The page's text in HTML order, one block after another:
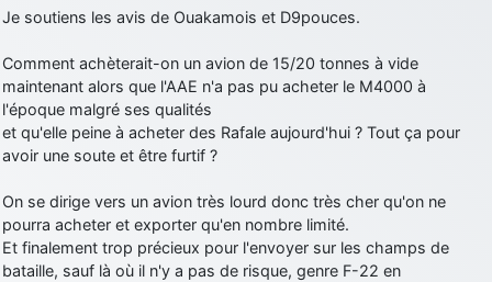
Je soutiens les avis de Ouakamois et D9pouces.
Comment achèterait-on un avion de 15/20 tonnes à vide
maintenant alors que l'AAE n'a pas pu acheter le M4000 à
l'époque malgré ses qualités
et qu'elle peine à acheter des Rafale aujourd'hui ? Tout ça pour
avoir une soute et être furtif ?
On se dirige vers un avion très lourd donc très cher qu'on ne
pourra acheter et exporter qu'en nombre limité.
Et finalement trop précieux pour l'envoyer sur les champs de
bataille, sauf là où il n'y a pas de risque, genre F-22 en